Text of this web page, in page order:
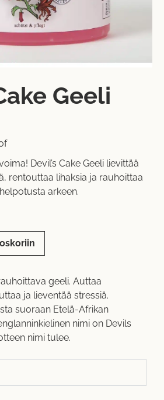
Geeli
Devil’s Cake Geeli lievittää
rentouttaa lihaksia ja rauhoittaa
arkeen.
geeli. Auttaa
ja lieventää stressiä.
suoraan Etelä-Afrikan
nimi on Devils
nimi tulee.